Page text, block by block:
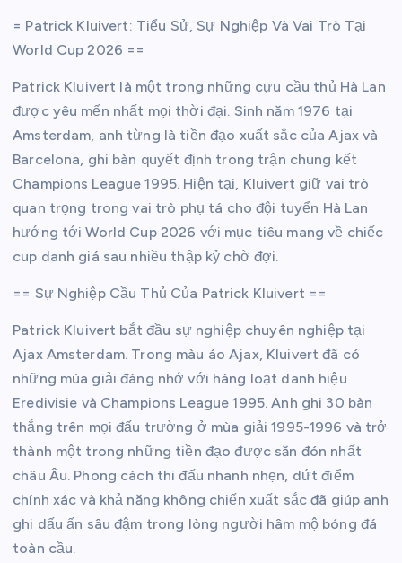
= Patrick Kluivert: Tiểu Sử, Sự Nghiệp Và Vai Trò Tại
World Cup 2026 ==
Patrick Kluivert là một trong những cựu cầu thủ Hà Lan
được yêu mến nhất mọi thời đại. Sinh năm 1976 tại
Amsterdam, anh từng là tiền đạo xuất sắc của Ajax và
Barcelona, ghi bàn quyết định trong trận chung kết
Champions League 1995. Hiện tại, Kluivert giữ vai trò
quan trọng trong vai trò phụ tá cho đội tuyển Hà Lan
hướng tới World Cup 2026 với mục tiêu mang về chiếc
cup danh giá sau nhiều thập kỷ chờ đợi.
== Sự Nghiệp Cầu Thủ Của Patrick Kluivert ==
Patrick Kluivert bắt đầu sự nghiệp chuyên nghiệp tại
Ajax Amsterdam. Trong màu áo Ajax, Kluivert đã có
những mùa giải đáng nhớ với hàng loạt danh hiệu
Eredivisie và Champions League 1995. Anh ghi 30 bàn
thắng trên mọi đấu trường ở mùa giải 1995-1996 và trở
thành một trong những tiền đạo được săn đón nhất
châu Âu. Phong cách thi đấu nhanh nhẹn, dứt điểm
chính xác và khả năng không chiến xuất sắc đã giúp anh
ghi dấu ấn sâu đậm trong lòng người hâm mộ bóng đá
toàn cầu.